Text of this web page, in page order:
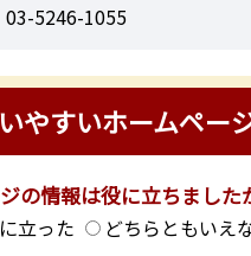
03-5246-1055
やすいホームペー
の情報は役に立ちました
立った どちらともいえ